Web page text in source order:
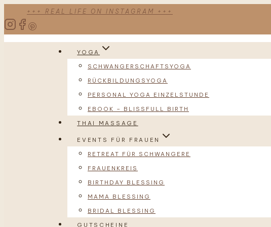
Inhalt
+++ REAL LIFE ON INSTAGRAM +++
YOGA
SCHWANGERSCHAFTSYOGA
RÜCKBILDUNGSYOGA
PERSONAL YOGA EINZELSTUNDE
EBOOK – BLISSFULL BIRTH
THAI MASSAGE
EVENTS FÜR FRAUEN
RETREAT FÜR SCHWANGERE
FRAUENKREIS
BIRTHDAY BLESSING
MAMA BLESSING
BRIDAL BLESSING
GUTSCHEINE